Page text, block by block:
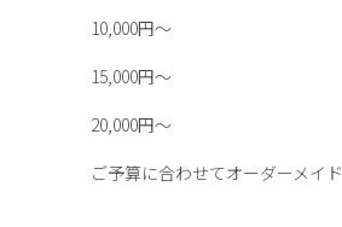
10,000円～
15,000円～
20,000円～
ご予算に合わせてオーダーメイド